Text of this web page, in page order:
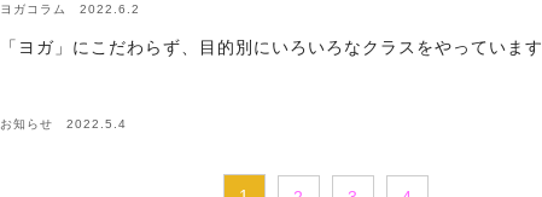
ヨガコラム 2022.6.2
「ヨガ」にこだわらず、目的別にいろいろなクラスをやっています
お知らせ 2022.5.4